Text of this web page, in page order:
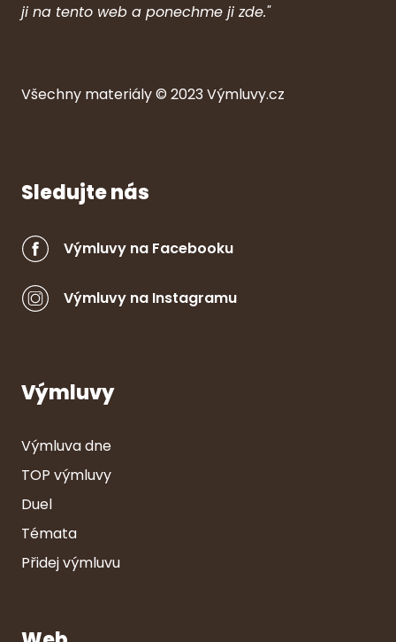
ji na tento web a ponechme ji zde."
Všechny materiály © 2023Výmluvy.cz
Sledujte nás
Výmluvy na Facebooku
Výmluvy na Instagramu
Výmluvy
Výmluva dne
TOP výmluvy
Duel
Témata
Přidej výmluvu